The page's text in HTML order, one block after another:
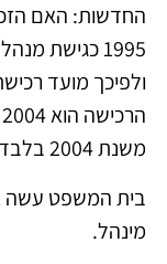
החדשות: האם
1995 כגישת
משנת 2004 בלבד.
בית המשפט עשה
מינהל.